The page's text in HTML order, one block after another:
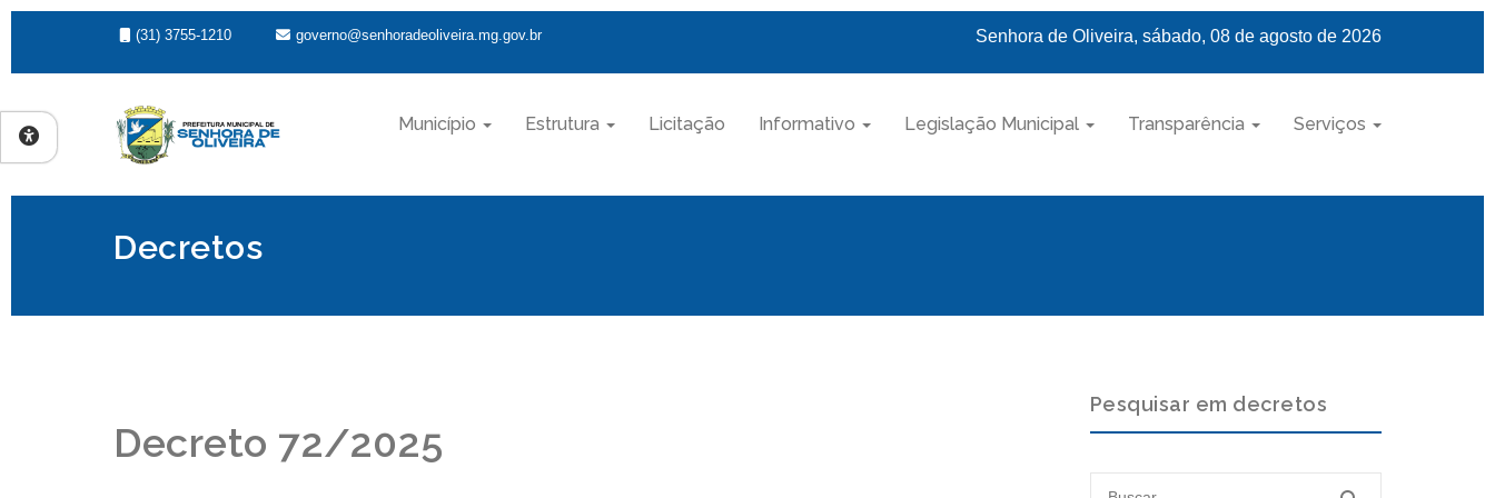
(31) 3755-1210 governo@senhoradeoliveira.mg.gov.br Senhora de Oliveira, sábado, 08 de agosto de 2026
Município Estrutura Licitação Informativo Legislação Municipal Transparência Serviços
Decretos
Decreto 72/2025
Pesquisar em decretos